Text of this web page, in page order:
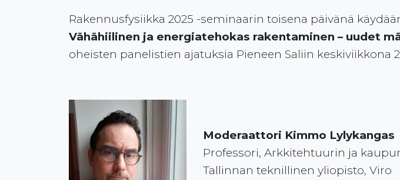
Rakennusfysiikka 2025 -seminaarin toisena päivänä
Vähähiilinen ja energiatehokas rakentaminen – uudet
oheisten panelistien ajatuksia Pieneen Saliin keskiviikkona
Moderaattori Kimmo Lylykangas
Professori, Arkkitehtuurin ja
Tallinnan teknillinen yliopisto, Viro